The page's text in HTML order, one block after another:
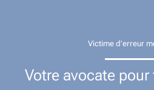
Victime d’erreur
Votre avocate